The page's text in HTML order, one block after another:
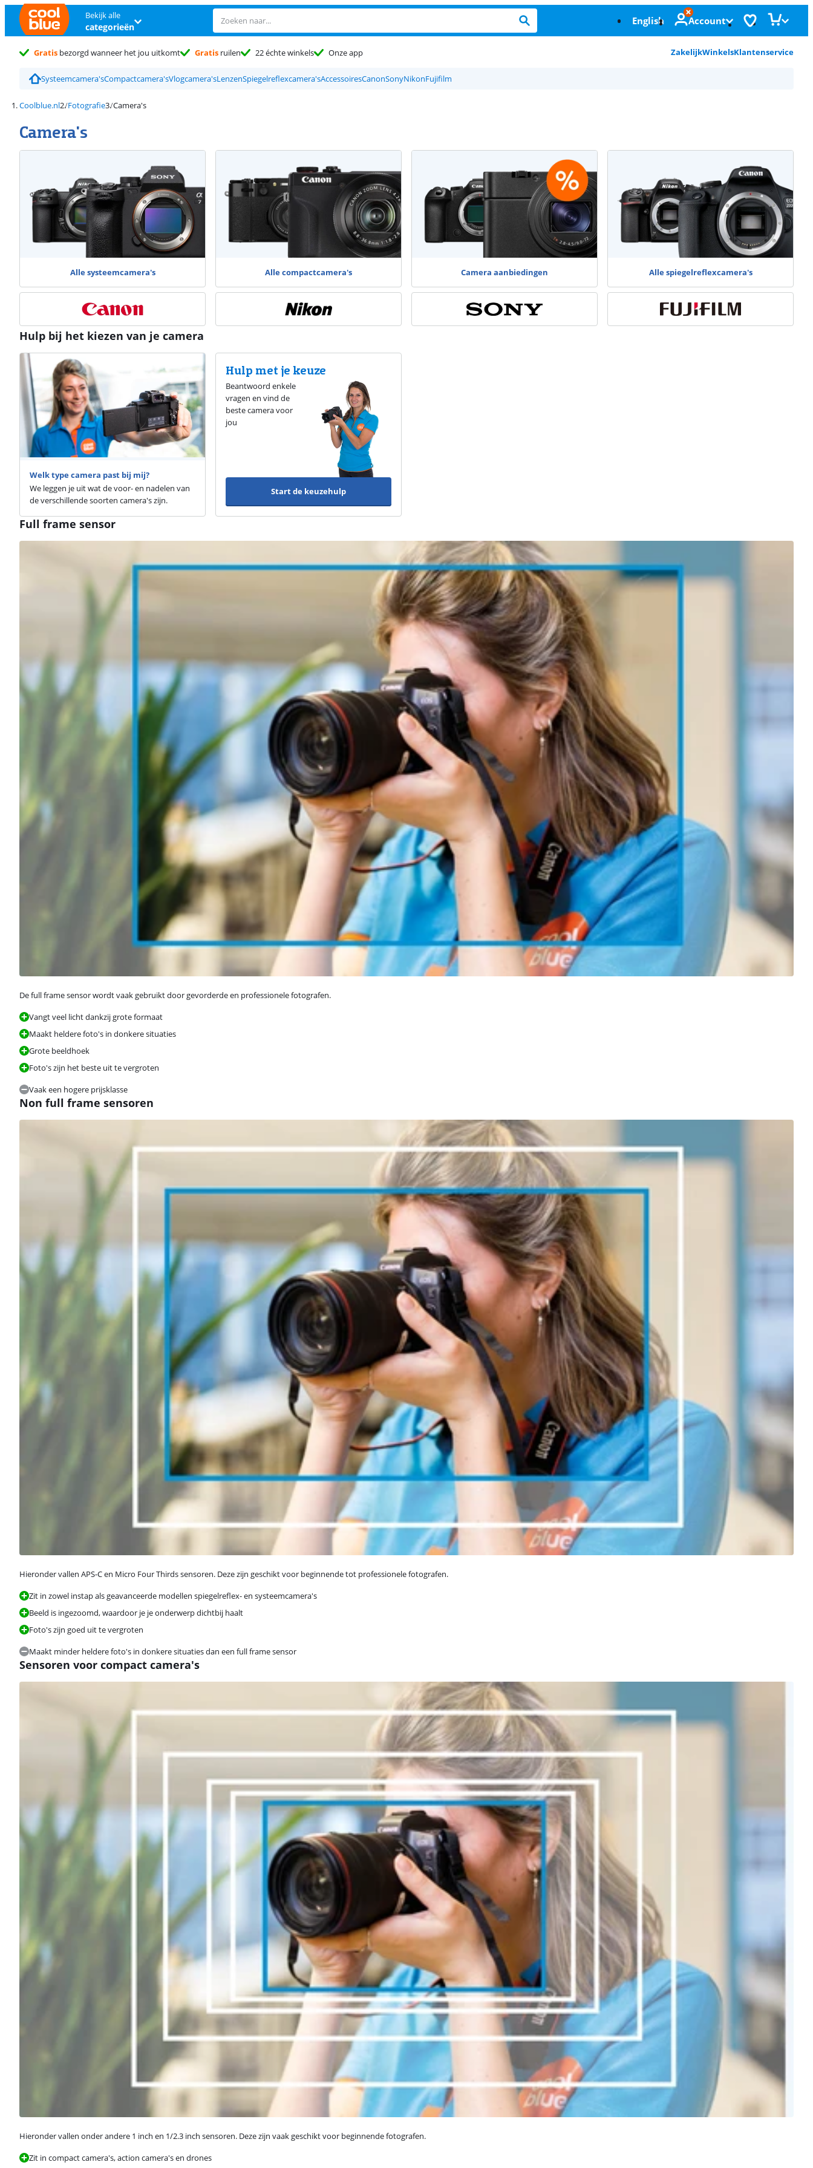
Bekijk alle
categorieën English Account
Gratis bezorgd wanneer het jou uitkomt Gratis ruilen 22 échte winkels Onze app ZakelijkWinkelsKlantenservice
Systeemcamera'sCompactcamera'sVlogcamera'sLenzenSpiegelreflexcamera'sAccessoiresCanonSonyNikonFujifilm
Coolblue.nl Fotografie Camera's
Camera's
Alle systeemcamera's Alle compactcamera's Camera aanbiedingen Alle spiegelreflexcamera's
Hulp bij het kiezen van je camera
Welk type camera past bij mij?
We leggen je uit wat de voor- en nadelen van
de verschillende soorten camera's zijn.
Hulp met je keuze
Beantwoord enkele
vragen en vind de
beste camera voor
jou
Start de keuzehulp
Full frame sensor
De full frame sensor wordt vaak gebruikt door gevorderde en professionele fotografen.
Vangt veel licht dankzij grote formaat
Maakt heldere foto's in donkere situaties
Grote beeldhoek
Foto's zijn het beste uit te vergroten
Vaak een hogere prijsklasse
Non full frame sensoren
Hieronder vallen APS-C en Micro Four Thirds sensoren. Deze zijn geschikt voor beginnende tot professionele fotografen.
Zit in zowel instap als geavanceerde modellen spiegelreflex- en systeemcamera's
Beeld is ingezoomd, waardoor je je onderwerp dichtbij haalt
Foto's zijn goed uit te vergroten
Maakt minder heldere foto's in donkere situaties dan een full frame sensor
Sensoren voor compact camera's
Hieronder vallen onder andere 1 inch en 1/2.3 inch sensoren. Deze zijn vaak geschikt voor beginnende fotografen.
Zit in compact camera's, action camera's en drones